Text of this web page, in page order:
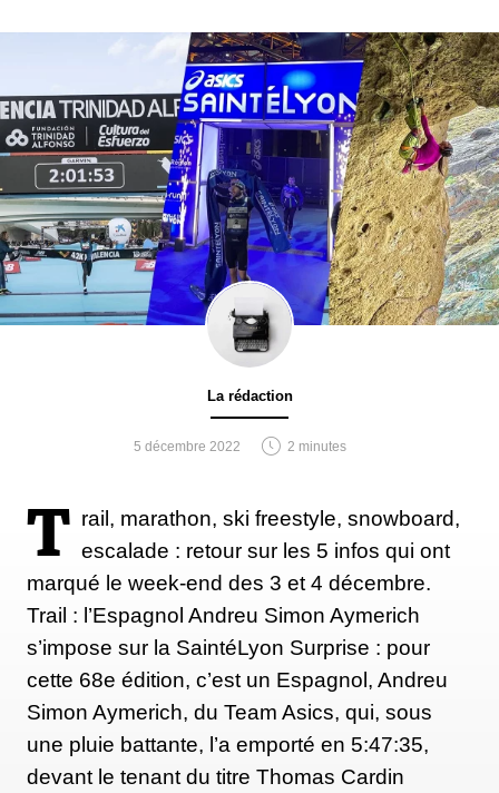
La rédaction
5 décembre 2022 2 minutes
T rail, marathon, ski freestyle, snowboard,
escalade : retour sur les 5 infos qui ont
marqué le week-end des 3 et 4 décembre.
Trail : l’Espagnol Andreu Simon Aymerich
s’impose sur la SaintéLyon Surprise : pour
cette 68e édition, c’est un Espagnol, Andreu
Simon Aymerich, du Team Asics, qui, sous
une pluie battante, l’a emporté en 5:47:35,
devant le tenant du titre Thomas Cardin